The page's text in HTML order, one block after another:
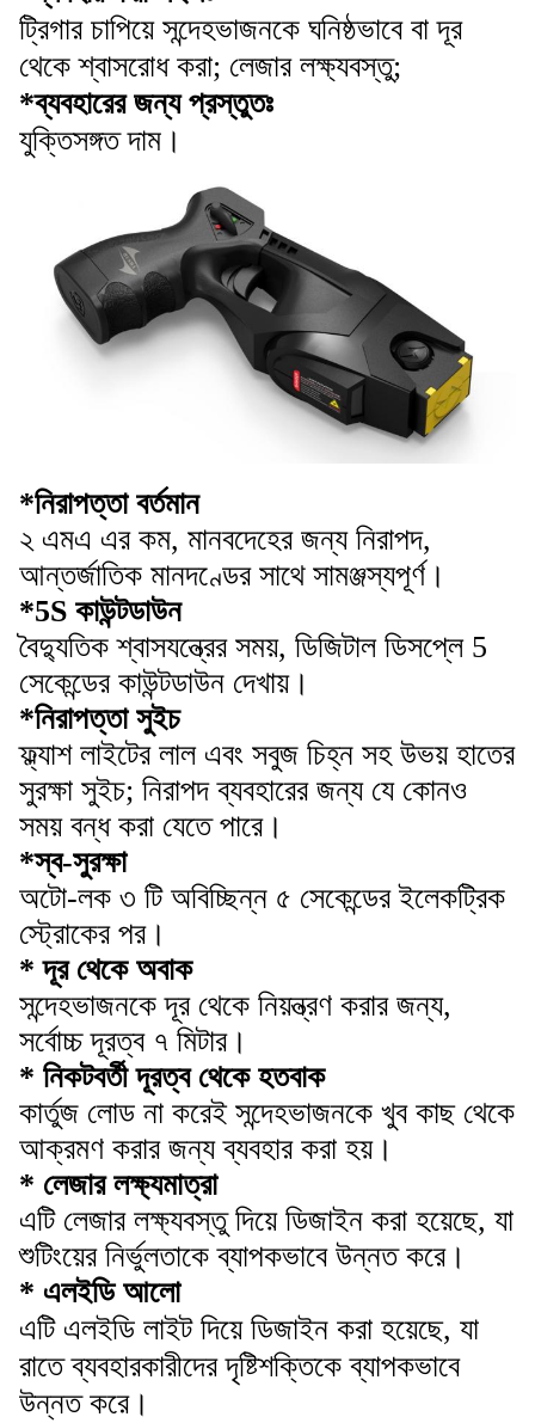
ট্রিগার চাপিয়ে সন্দেহভাজনকে ঘনিষ্ঠভাবে বা দূর
থেকে শ্বাসরোধ করা; লেজার লক্ষ্যবস্তু;
*ব্যবহারের জন্য প্রস্তুতঃ
যুক্তিসঙ্গত দাম।
*নিরাপত্তা বর্তমান
২ এমএ এর কম, মানবদেহের জন্য নিরাপদ,
আন্তর্জাতিক মানদণ্ডের সাথে সামঞ্জস্যপূর্ণ।
*5S কাউন্টডাউন
বৈদ্যুতিক শ্বাসযন্ত্রের সময়, ডিজিটাল ডিসপ্লে 5
সেকেন্ডের কাউন্টডাউন দেখায়।
*নিরাপত্তা সুইচ
ফ্ল্যাশ লাইটের লাল এবং সবুজ চিহ্ন সহ উভয় হাতের
সুরক্ষা সুইচ; নিরাপদ ব্যবহারের জন্য যে কোনও
সময় বন্ধ করা যেতে পারে।
*স্ব-সুরক্ষা
অটো-লক ৩ টি অবিচ্ছিন্ন ৫ সেকেন্ডের ইলেকট্রিক
স্ট্রোকের পর।
* দূর থেকে অবাক
সন্দেহভাজনকে দূর থেকে নিয়ন্ত্রণ করার জন্য,
সর্বোচ্চ দূরত্ব ৭ মিটার।
* নিকটবর্তী দূরত্ব থেকে হতবাক
কার্তুজ লোড না করেই সন্দেহভাজনকে খুব কাছ থেকে
আক্রমণ করার জন্য ব্যবহার করা হয়।
* লেজার লক্ষ্যমাত্রা
এটি লেজার লক্ষ্যবস্তু দিয়ে ডিজাইন করা হয়েছে, যা
শুটিংয়ের নির্ভুলতাকে ব্যাপকভাবে উন্নত করে।
* এলইডি আলো
এটি এলইডি লাইট দিয়ে ডিজাইন করা হয়েছে, যা
রাতে ব্যবহারকারীদের দৃষ্টিশক্তিকে ব্যাপকভাবে
উন্নত করে।